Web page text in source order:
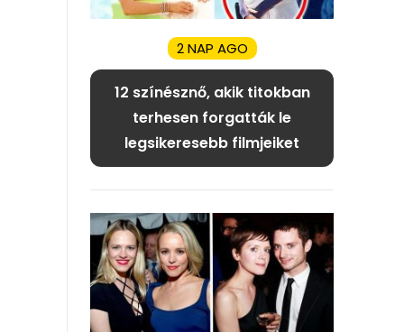
2 NAP AGO
12 színésznő, akik titokban
terhesen forgatták le
legsikeresebb filmjeiket